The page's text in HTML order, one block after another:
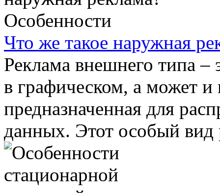
Что же такое наружная
Реклама внешнего типа
в графическом, а может и
предназначенная для
данных. Этот особый вид